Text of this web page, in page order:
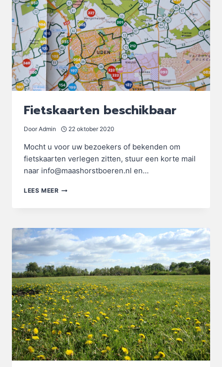
Fietskaarten beschikbaar
Door Admin 22 oktober 2020
Mocht u voor uw bezoekers of bekenden om
fietskaarten verlegen zitten, stuur een korte mail
naar info@maashorstboeren.nl en…
LEES MEERFIETSKAARTEN